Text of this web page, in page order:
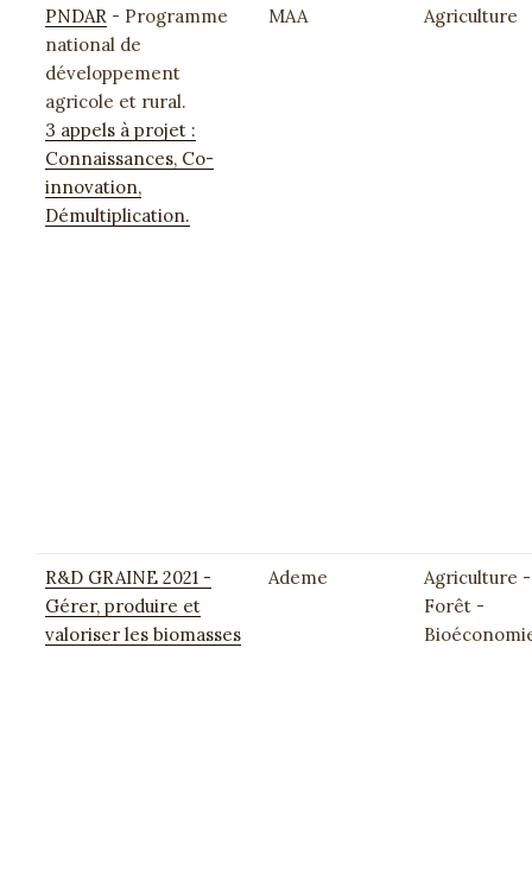
PNDAR - Programme
national de
développement
agricole et rural.
3 appels à projet :
Connaissances, Co-
innovation,
Démultiplication.
MAA Agriculture
R&D GRAINE 2021 -
Gérer, produire et
valoriser les biomasses
Ademe
Agriculture -
Forêt -